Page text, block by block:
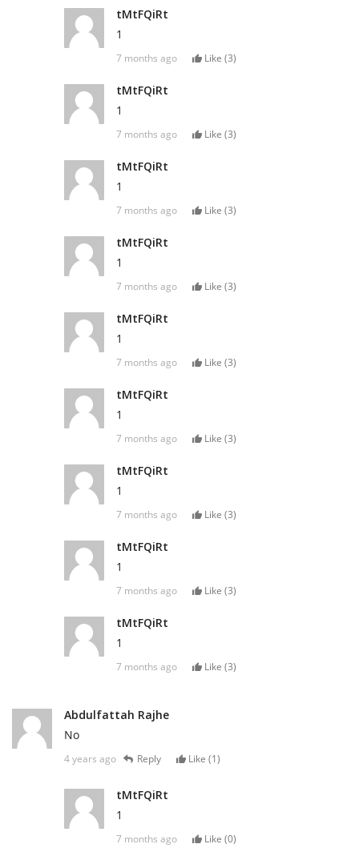
tMtFQiRt
1
7 months ago Like (3)
tMtFQiRt
1
7 months ago Like (3)
tMtFQiRt
1
7 months ago Like (3)
tMtFQiRt
1
7 months ago Like (3)
tMtFQiRt
1
7 months ago Like (3)
tMtFQiRt
1
7 months ago Like (3)
tMtFQiRt
1
7 months ago Like (3)
tMtFQiRt
1
7 months ago Like (3)
tMtFQiRt
1
7 months ago Like (3)
Abdulfattah Rajhe
No
4 years ago Reply Like (1)
tMtFQiRt
1
7 months ago Like (0)